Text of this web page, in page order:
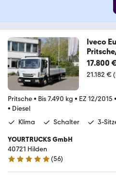
Iveco Eurocargo75E21/
17.800
21.182 €
Pritsche• Bis 7.490 kg • EZ 12/2015 •
• Diesel
Klima
Schalter 3-
YOURTRUCKS GmbH
40721 Hilden
5 Sterne
(56)